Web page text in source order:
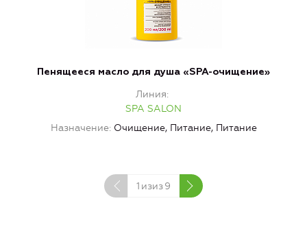
Пенящееся масло для душа «SPA-очищение»
Линия
SPA SALON
Назначение Очищение, Питание, Питание
1 изиз9